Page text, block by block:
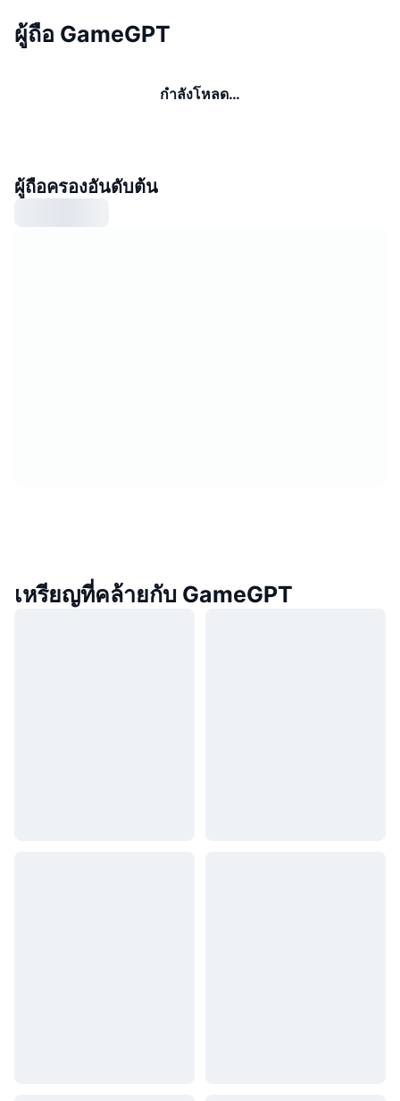
ผู้ถือ GameGPT
กำลังโหลด…
ผู้ถือครองอันดับต้น
เหรียญที่คล้ายกับ GameGPT